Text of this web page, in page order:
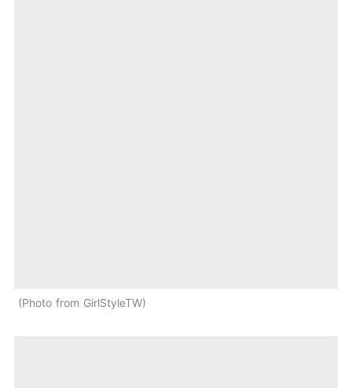
Photo from GirlStyleTW